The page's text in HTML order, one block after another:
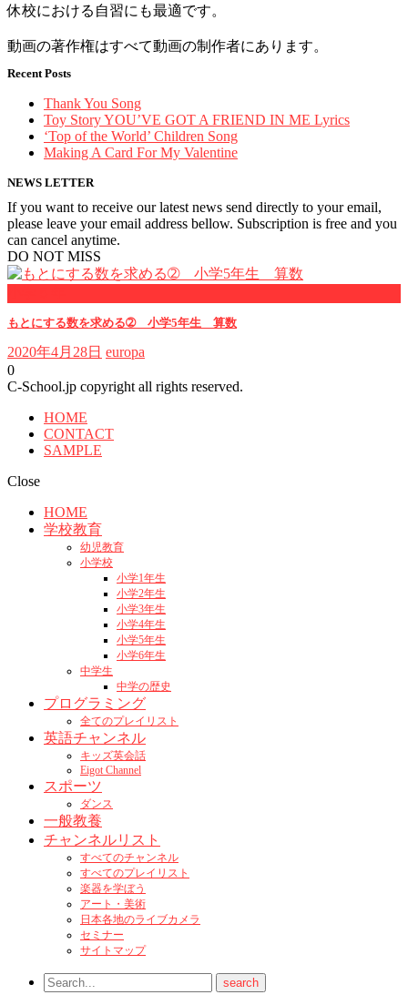
休校における自習にも最適です。
動画の著作権はすべて動画の制作者にあります。
Recent Posts
Thank You Song
Toy Story YOU’VE GOT A FRIEND IN ME Lyrics
‘Top of the World’ Children Song
Making A Card For My Valentine
NEWS LETTER
If you want to receive our latest news send directly to your email,
please leave your email address bellow. Subscription is free and you
can cancel anytime.
DO NOT MISS
もとにする数を求める➁ 小学5年生 算数
2020年4月28日 europa
0
C-School.jp copyright all rights reserved.
HOME
CONTACT
SAMPLE
Close
HOME
学校教育
幼児教育
小学校
小学1年生
小学2年生
小学3年生
小学4年生
小学5年生
小学6年生
中学生
中学の歴史
プログラミング
全てのプレイリスト
英語チャンネル
キッズ英会話
Eigot Channel
スポーツ
ダンス
一般教養
チャンネルリスト
すべてのチャンネル
すべてのプレイリスト
楽器を学ぼう
アート・美術
日本各地のライブカメラ
セミナー
サイトマップ